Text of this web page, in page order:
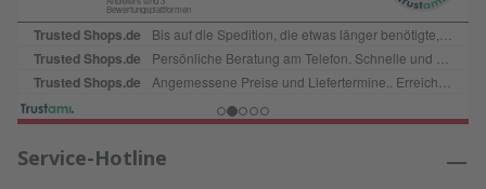
Service-Hotline